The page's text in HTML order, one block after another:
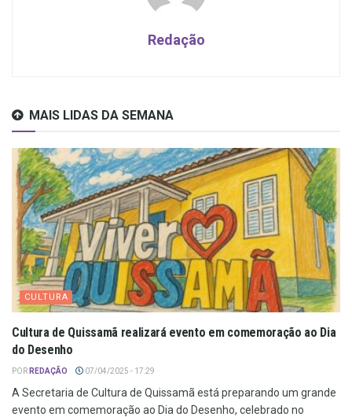
Redação
MAIS LIDAS DA SEMANA
CULTURA
Cultura de Quissamã realizará evento em comemoração ao Dia
do Desenho
POR REDAÇÃO 07/04/2025 - 17:29
A Secretaria de Cultura de Quissamã está preparando um grande
evento em comemoração ao Dia do Desenho, celebrado no